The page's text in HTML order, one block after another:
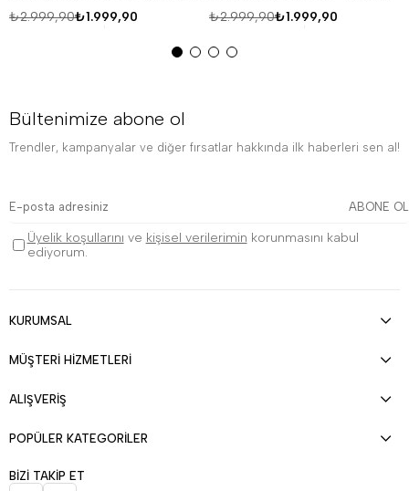
₺1.999,90
₺2.999,90
₺1.999,90
₺2.999,90
Bültenimize abone ol
Trendler, kampanyalar ve diğer fırsatlar hakkında ilk haberleri sen al!
ABONE OL
Üyelik koşullarını ve kişisel verilerimin korunmasını kabul
ediyorum.
KURUMSAL
MÜŞTERİ HİZMETLERİ
ALIŞVERİŞ
POPÜLER KATEGORİLER
BİZİ TAKİP ET